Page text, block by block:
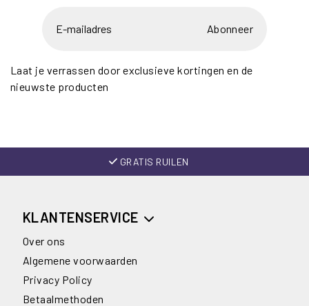
Abonneer
Laat je verrassen door exclusieve kortingen en de
nieuwste producten
GRATIS RUILEN
KLANTENSERVICE
Over ons
Algemene voorwaarden
Privacy Policy
Betaalmethoden